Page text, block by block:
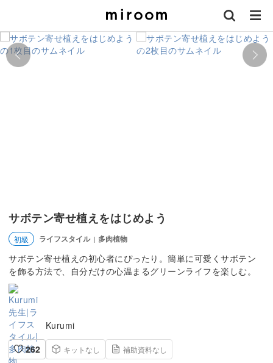
サボテン寄せ植えをはじめよう
初級 ライフスタイル | 多肉植物
サボテン寄せ植えの初心者にぴったり。簡単に可愛くサボテン
を飾る方法で、自分だけの心温まるグリーンライフを楽しむ。
Kurumi
262
キットなし 補助資料なし